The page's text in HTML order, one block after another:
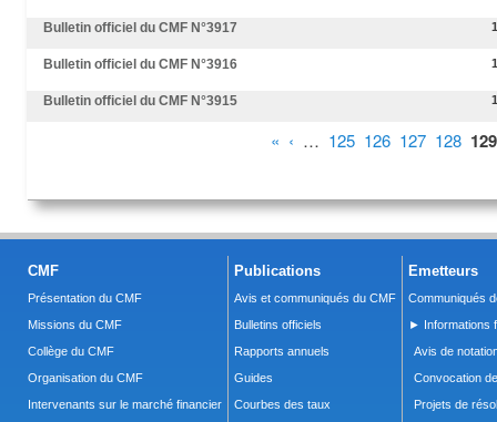
Bulletin officiel du CMF N°3917
Bulletin officiel du CMF N°3916
Bulletin officiel du CMF N°3915
« ‹ … 125 126 127 128 129
CMF
Présentation du CMF
Missions du CMF
Collège du CMF
Organisation du CMF
Intervenants sur le marché financier
Publications
Avis et communiqués du CMF
Bulletins officiels
Rapports annuels
Guides
Courbes des taux
Emetteurs
Communiqués
► Informations
Avis de
Convocation
Projets de